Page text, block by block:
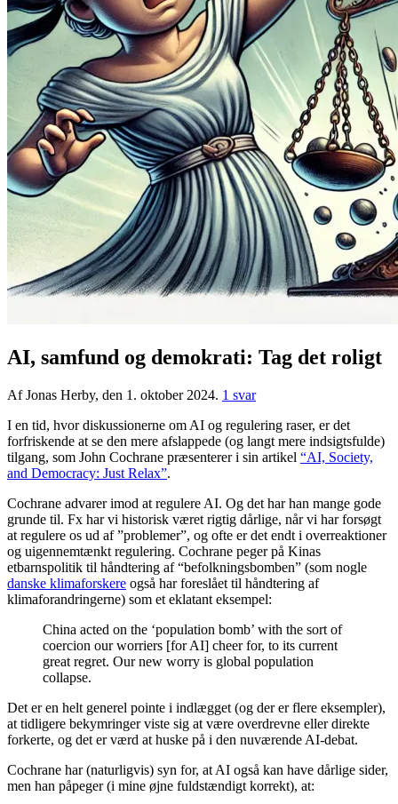
AI, samfund og demokrati: Tag det roligt
Af Jonas Herby, den 1. oktober 2024. 1 svar
I en tid, hvor diskussionerne om AI og regulering raser, er det
forfriskende at se den mere afslappede (og langt mere indsigtsfulde)
tilgang, som John Cochrane præsenterer i sin artikel “AI, Society,
and Democracy: Just Relax”.
Cochrane advarer imod at regulere AI. Og det har han mange gode
grunde til. Fx har vi historisk været rigtig dårlige, når vi har forsøgt
at regulere os ud af ”problemer”, og ofte er det endt i overreaktioner
og uigennemtænkt regulering. Cochrane peger på Kinas
etbarnspolitik til håndtering af “befolkningsbomben” (som nogle
danske klimaforskere også har foreslået til håndtering af
klimaforandringerne) som et eklatant eksempel:
China acted on the ‘population bomb’ with the sort of
coercion our worriers [for AI] cheer for, to its current
great regret. Our new worry is global population
collapse.
Det er en helt generel pointe i indlægget (og der er flere eksempler),
at tidligere bekymringer viste sig at være overdrevne eller direkte
forkerte, og det er værd at huske på i den nuværende AI-debat.
Cochrane har (naturligvis) syn for, at AI også kan have dårlige sider,
men han påpeger (i mine øjne fuldstændigt korrekt), at: